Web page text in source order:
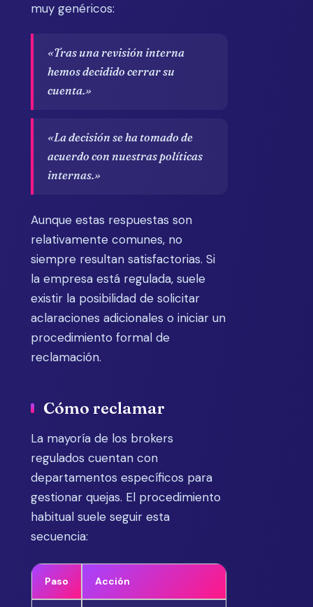
muy genéricos:
«Tras una revisión interna
hemos decidido cerrar su
cuenta.»
«La decisión se ha tomado de
acuerdo con nuestras políticas
internas.»
Aunque estas respuestas son
relativamente comunes, no
siempre resultan satisfactorias. Si
la empresa está regulada, suele
existir la posibilidad de solicitar
aclaraciones adicionales o iniciar un
procedimiento formal de
reclamación.
Cómo reclamar
La mayoría de los brokers
regulados cuentan con
departamentos específicos para
gestionar quejas. El procedimiento
habitual suele seguir esta
secuencia:
Paso Acción